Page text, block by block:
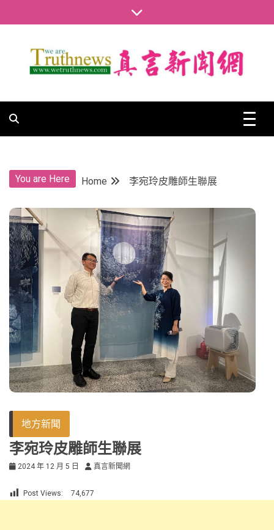
to
真言新聞網
You are Here Home 李宛玲皮雕師生聯展
地方新聞
李宛玲皮雕師生聯展
2024 年 12 月 5 日 真言新聞網
Post Views: 74,677